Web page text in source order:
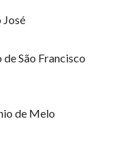
José
São Francisco
de Melo